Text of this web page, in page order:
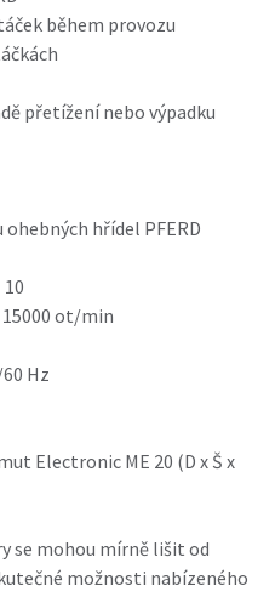
během provozu
přetížení nebo výpadku
hřídel PFERD
ot/min
Hz
Electronic ME 20 (D x Š x
se mohou mírně lišit od
možnosti nabízeného